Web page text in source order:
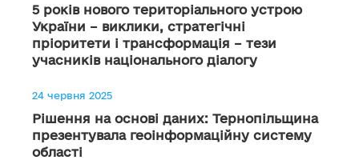
5 років нового територіального устрою
України – виклики, стратегічні
пріоритети і трансформація – тези
учасників національного діалогу
24 червня 2025
Рішення на основі даних: Тернопільщина
презентувала геоінформаційну систему
області